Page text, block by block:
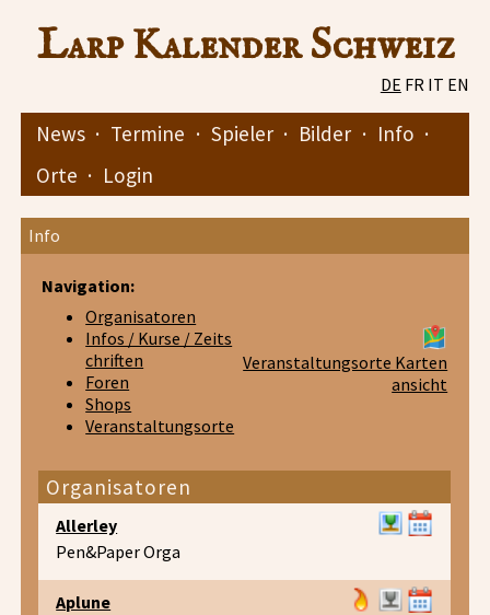
Larp Kalender Schweiz
DE FR IT EN
News · Termine · Spieler · Bilder · Info ·
Orte · Login
Info
Navigation:
Organisatoren
Infos / Kurse / Zeits
chriften
Foren
Shops
Veranstaltungsorte
Veranstaltungsorte Karten
ansicht
Organisatoren
Allerley
Pen&Paper Orga
Aplune